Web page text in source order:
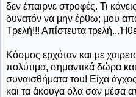
δεν έπαιρνε στροφές. Τι
δυνατόν να μην έρθω; μου
Τρελή!!! Απίστευτα
Κόσμος ερχόταν και με
πολύτιμα, σημαντικά δώρα
συναισθήματα του! Είχα
και τα άκουγα όλα σαν μέσα